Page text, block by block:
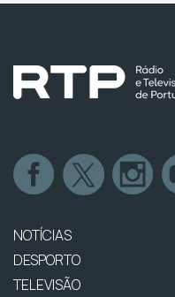
NOTÍCIAS
DESPORTO
TELEVISÃO